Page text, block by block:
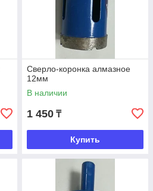
Сверло-коронка алмазное
12мм
В наличии
1 450 ₸
Купить